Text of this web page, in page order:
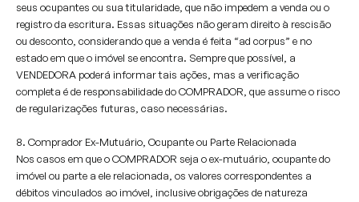
seus ocupantes ou sua titularidade, que não impedem a venda ou o
registro da escritura. Essas situações não geram direito à rescisão
ou desconto, considerando que a venda é feita “ad corpus” e no
estado em que o imóvel se encontra. Sempre que possível, a
VENDEDORA poderá informar tais ações, mas a verificação
completa é de responsabilidade do COMPRADOR, que assume o risco
de regularizações futuras, caso necessárias.
8. Comprador Ex-Mutuário, Ocupante ou Parte Relacionada
Nos casos em que o COMPRADOR seja o ex-mutuário, ocupante do
imóvel ou parte a ele relacionada, os valores correspondentes a
débitos vinculados ao imóvel, inclusive obrigações de natureza